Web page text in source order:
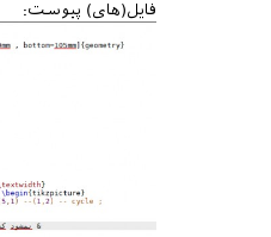
فایل(های) پیوست: